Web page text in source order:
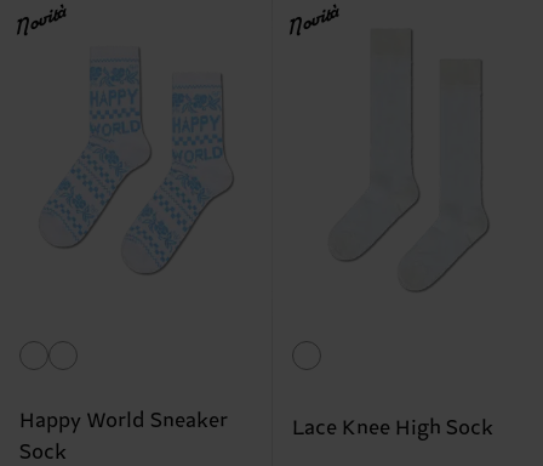
Novità
Happy World Sneaker
Sock
Novità
Lace Knee High Sock